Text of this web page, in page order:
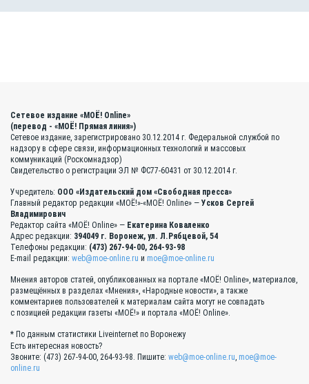
Сетевое издание «МОЁ! Online»
(перевод - «МОЁ! Прямая линия»)
Сетевое издание, зарегистрировано 30.12.2014 г. Федеральной службой по
надзору в сфере связи, информационных технологий и массовых
коммуникаций (Роскомнадзор)
Свидетельство о регистрации ЭЛ № ФС77-60431 от 30.12.2014 г.
Учредитель: ООО «Издательский дом «Свободная пресса»
Главный редактор редакции «МОЁ!»-«МОЁ! Online» — Усков Сергей
Владимирович
Редактор сайта «МОЁ! Online» — Екатерина Коваленко
Адрес редакции: 394049 г. Воронеж, ул. Л.Рябцевой, 54
Телефоны редакции: (473) 267-94-00, 264-93-98
E-mail редакции: web@moe-online.ru и moe@moe-online.ru
Мнения авторов статей, опубликованных на портале «МОЁ! Online», материалов,
размещённых в разделах «Мнения», «Народные новости», а также
комментариев пользователей к материалам сайта могут не совпадать
с позицией редакции газеты «МОЁ!» и портала «МОЁ! Online».
* По данным статистики Liveinternet по Воронежу
Есть интересная новость?
Звоните: (473) 267-94-00, 264-93-98. Пишите: web@moe-online.ru, moe@moe-
online.ru